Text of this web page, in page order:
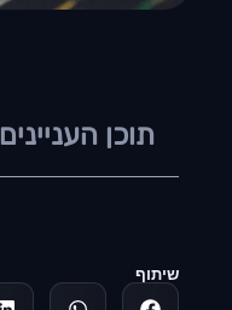
תוכן העניינים
שיתוף